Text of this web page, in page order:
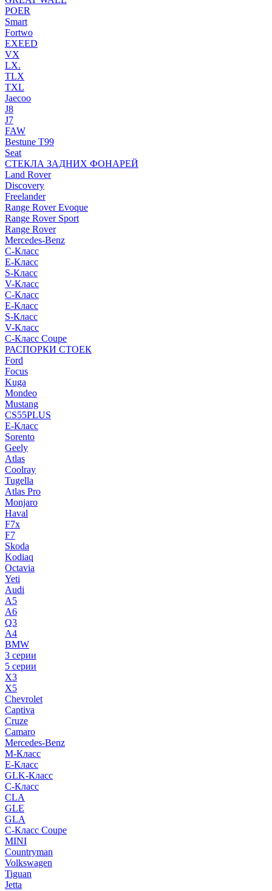
POER
Smart
Fortwo
EXEED
VX
LX.
TLX
TXL
Jaecoo
J8
J7
FAW
Bestune T99
Seat
СТЕКЛА ЗАДНИХ ФОНАРЕЙ
Land Rover
Discovery
Freelander
Range Rover Evoque
Range Rover Sport
Range Rover
Mercedes-Benz
C-Класс
E-Класс
S-Класс
V-Класс
C-Класс
E-Класс
S-Класс
V-Класс
C-Класс Coupe
РАСПОРКИ СТОЕК
Ford
Focus
Kuga
Mondeo
Mustang
CS55PLUS
E-Класс
Sorento
Geely
Atlas
Coolray
Tugella
Atlas Pro
Monjaro
Haval
F7x
F7
Skoda
Kodiaq
Octavia
Yeti
Audi
A5
A6
Q3
A4
BMW
3 серии
5 серии
X3
X5
Chevrolet
Captiva
Cruze
Camaro
Mercedes-Benz
M-Класс
E-Класс
GLK-Класс
C-Класс
CLA
GLE
GLA
C-Класс Coupe
MINI
Countryman
Volkswagen
Tiguan
Jetta